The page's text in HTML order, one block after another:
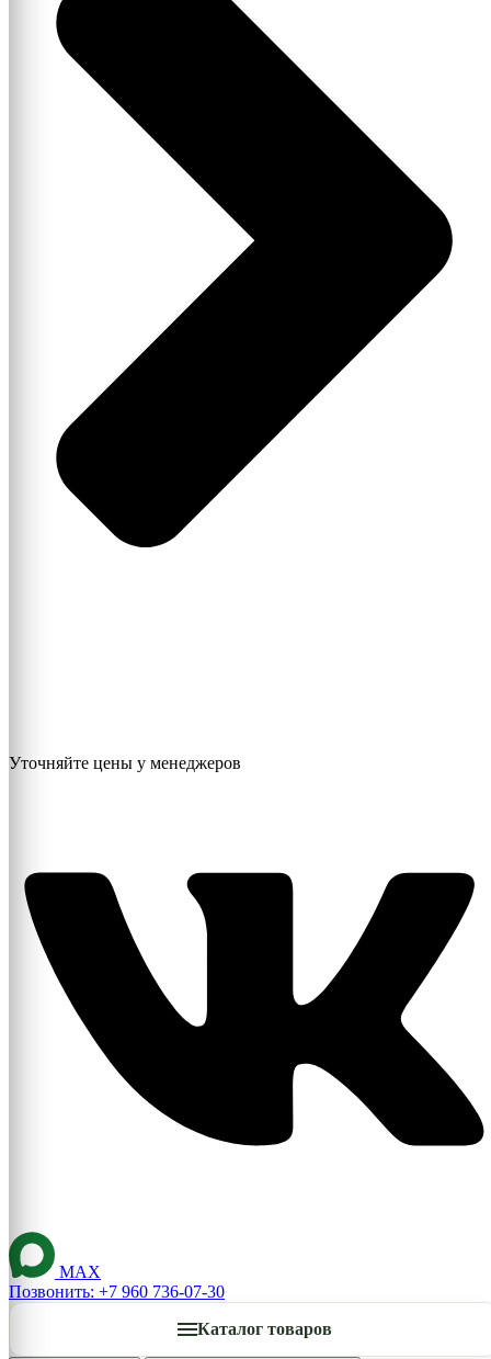
Уточняйте цены у менеджеров
MAX
Позвонить: +7 960 736-07-30
Каталог товаров